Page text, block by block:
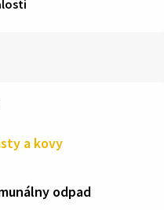
a kovy
odpad